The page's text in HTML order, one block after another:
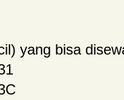
yang bisa